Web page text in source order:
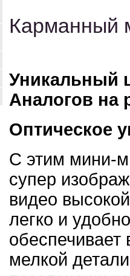
Карманный
Уникальный
Аналогов на
Оптическое у
С этим мини-
супер
видео
легко и
обеспечивает
мелкой